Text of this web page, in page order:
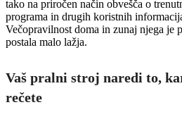
tako na priročen način obvešča o
programa in drugih koristnih
Večopravilnost doma in zunaj njega je
postala malo lažja.
Vaš pralni stroj naredi to,
rečete